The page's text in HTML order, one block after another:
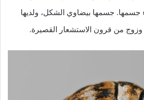
جسمها. جسمها بيضاوي الشكل، ولديها
وزوج من قرون الاستشعار القصيرة.